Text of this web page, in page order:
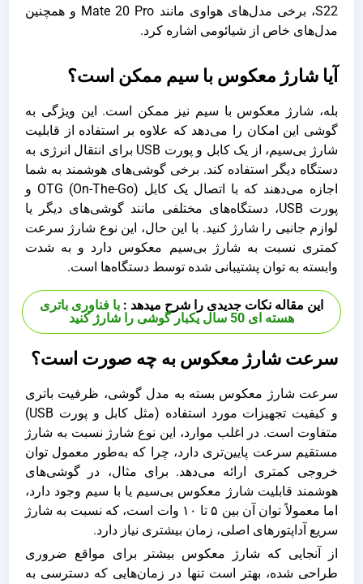
S22، برخی مدل‌های هواوی مانند Mate 20 Pro و همچنین
مدل‌های خاص از شیائومی اشاره کرد.
آیا شارژ معکوس با سیم ممکن است؟
بله، شارژ معکوس با سیم نیز ممکن است. این ویژگی به
گوشی این امکان را می‌دهد که علاوه بر استفاده از قابلیت
شارژ بی‌سیم، از یک کابل و پورت USB برای انتقال انرژی به
دستگاه دیگر استفاده کند. برخی گوشی‌های هوشمند به شما
اجازه می‌دهند که با اتصال یک کابل OTG (On-The-Go) و
پورت USB، دستگاه‌های مختلفی مانند گوشی‌های دیگر یا
لوازم جانبی را شارژ کنید. با این حال، این نوع شارژ سرعت
کمتری نسبت به شارژ بی‌سیم معکوس دارد و به شدت
وابسته به توان پشتیبانی شده توسط دستگاه‌ها است.
این مقاله نکات جدیدی را شرح میدهد : با فناوری باتری
هسته ای 50 سال یکبار گوشی را شارژ کنید
سرعت شارژ معکوس به چه صورت است؟
سرعت شارژ معکوس بسته به مدل گوشی، ظرفیت باتری
و کیفیت تجهیزات مورد استفاده (مثل کابل و پورت USB)
متفاوت است. در اغلب موارد، این نوع شارژ نسبت به شارژ
مستقیم سرعت پایین‌تری دارد، چرا که به‌طور معمول توان
خروجی کمتری ارائه می‌دهد. برای مثال، در گوشی‌های
هوشمند قابلیت شارژ معکوس بی‌سیم یا با سیم وجود دارد،
اما معمولاً توان آن بین ۵ تا ۱۰ وات است، که نسبت به شارژ
سریع آداپتورهای اصلی، زمان بیشتری نیاز دارد.
از آنجایی که شارژ معکوس بیشتر برای مواقع ضروری
طراحی شده، بهتر است تنها در زمان‌هایی که دسترسی به